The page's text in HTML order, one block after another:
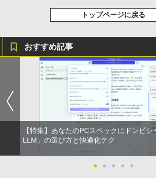
【正規永久版Office付
ング AMD Ryzen5
pe-C Win11Pro
￥79,980
液晶モニター 23.8型
3.8インチ パソコンモ
￥13,999
トップページに戻る
おすすめ記事
【特集】あなたのPCスペックにドンピ
LLM」の選び方と快適化テク
● ● ● ● ●